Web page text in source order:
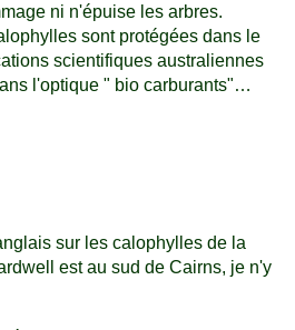
ni n'épuise les arbres.
sont protégées dans le
scientifiques australiennes
l'optique " bio carburants"…
sur les calophylles de la
est au sud de Cairns, je n'y